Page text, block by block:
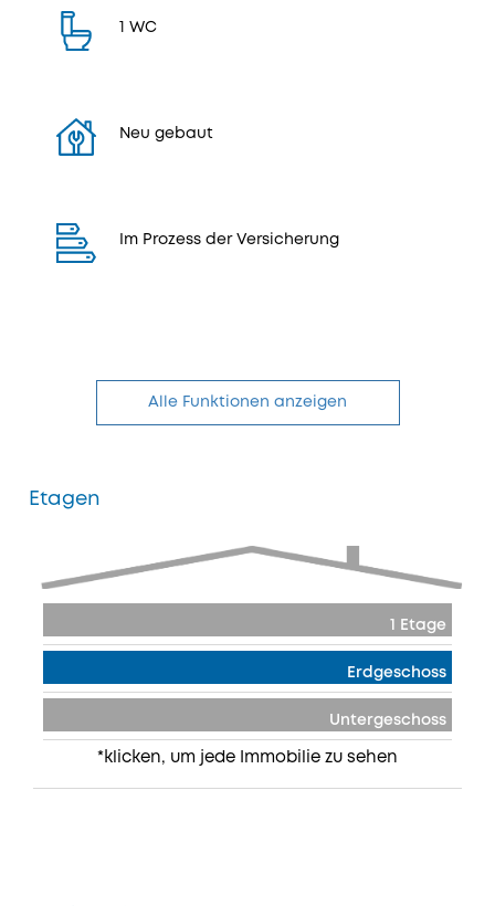
1 WC
Neu gebaut
Im Prozess der Versicherung
Alle Funktionen anzeigen
Etagen
1 Etage
Erdgeschoss
Untergeschoss
*klicken, um jede Immobilie zu sehen